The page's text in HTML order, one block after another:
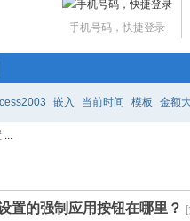
手机号码，快捷登录
嵌入 当前时间 模板 金额
作流
...
置的强制应用按钮在哪里？